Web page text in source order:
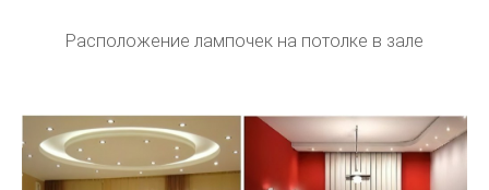
Расположение лампочек на потолке в зале